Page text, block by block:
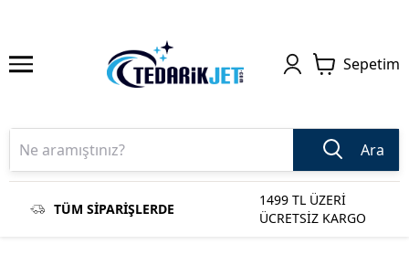
Sepetim
Ara
TÜM SİPARİŞLERDE
1499 TL ÜZERİ
ÜCRETSİZ KARGO